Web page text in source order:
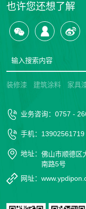
也许您还想了解
装修漆 建筑涂料 家具
业务咨询：0757 -
手机：13902561719
地址：佛山市顺德区
南路5号
网址：